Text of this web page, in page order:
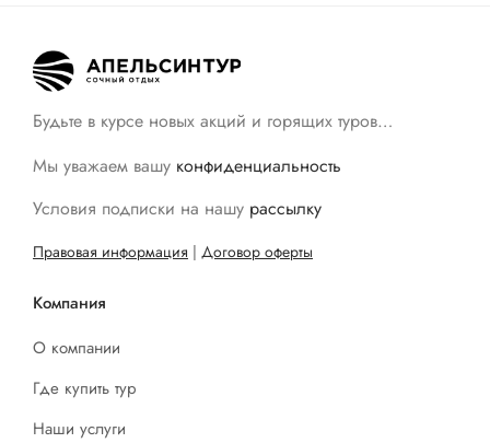
Будьте в курсе новых акций и горящих туров…
Мы уважаем вашу конфиденциальность
Условия подписки на нашу рассылку
Правовая информация | Договор оферты
Компания
О компании
Где купить тур
Наши услуги